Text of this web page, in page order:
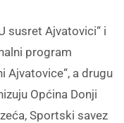
susret Ajvatovici“ i
program
Ajvatovice“, a drugu
Općina Donji
Sportski savez